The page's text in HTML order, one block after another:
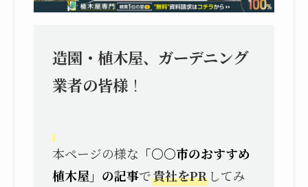
造園・植木屋、ガーデニング
業者の皆様！
本ページの様な 「〇〇市のおすすめ
植木屋」の記事で貴社をPRしてみ